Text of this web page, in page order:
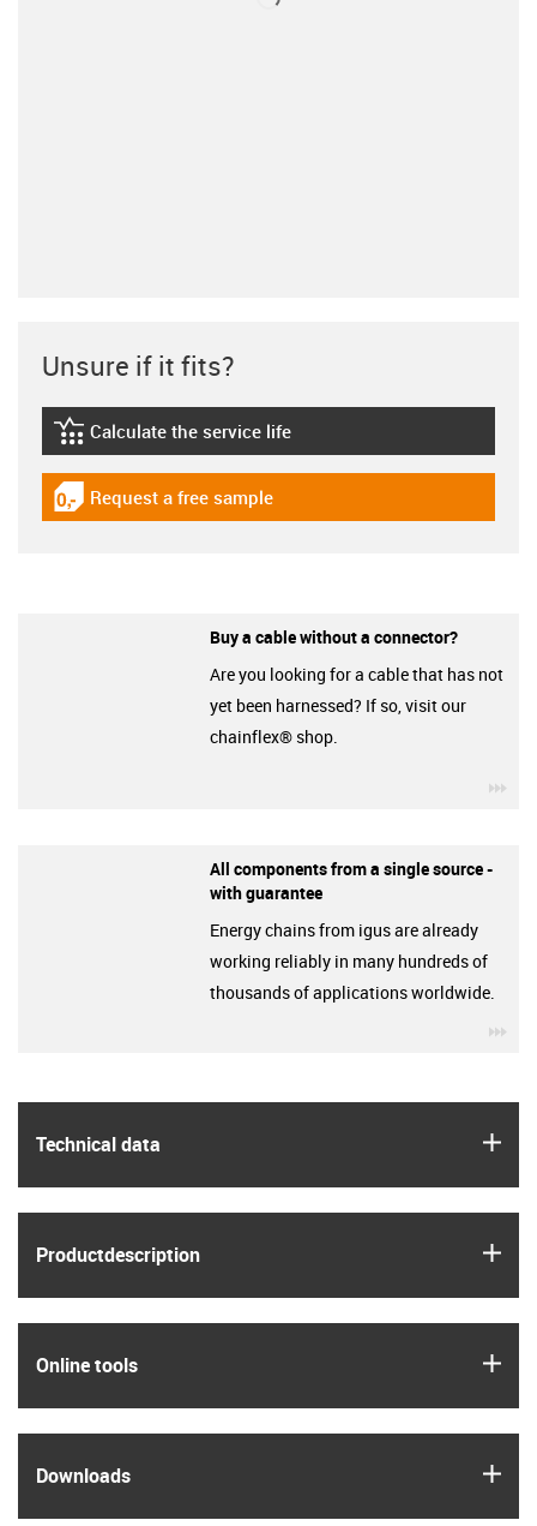
Technical data
Product­description
Online tools
Downloads
Unsure if it fits?
igus-icon-lebensdauerrechner
Calculate the service life
igus-icon-gratismuster
Request a free sample
Buy a cable without a connector?
Are you looking for a cable that has not
yet been harnessed? If so, visit our
chainflex® shop.
All components from a single source -
with guarantee
Energy chains from igus are already
working reliably in many hundreds of
thousands of applications worldwide.